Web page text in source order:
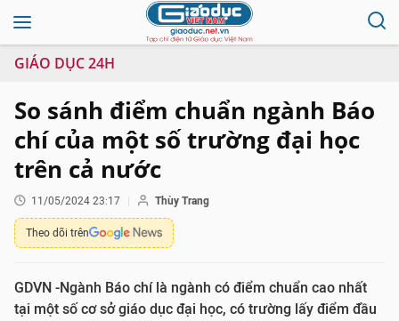
GIÁO DỤC 24H
So sánh điểm chuẩn ngành Báo
chí của một số trường đại học
trên cả nước
11/05/2024 23:17 Thùy Trang
Theo dõi trên
GDVN -Ngành Báo chí là ngành có điểm chuẩn cao nhất
tại một số cơ sở giáo dục đại học, có trường lấy điểm đầu